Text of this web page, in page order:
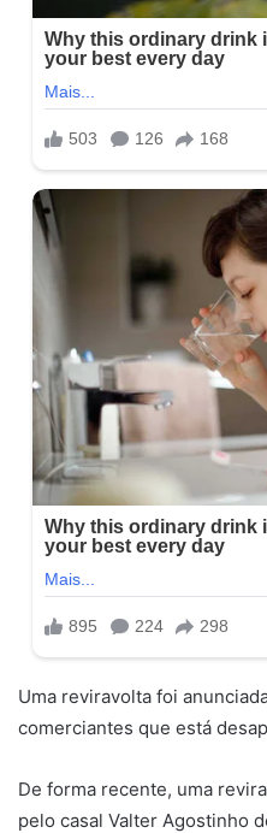
Uma reviravolta foi
comerciantes que está
De forma recente, uma
pelo casal Valter Agostinho